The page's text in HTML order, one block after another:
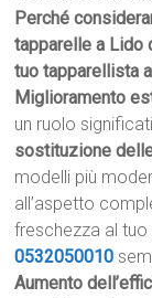
Perché
tapparelle a Lido
tuo tapparellista
Miglioramento
un ruolo
sostituzione
modelli più
all’aspetto
freschezza al
0532050010
Aumento